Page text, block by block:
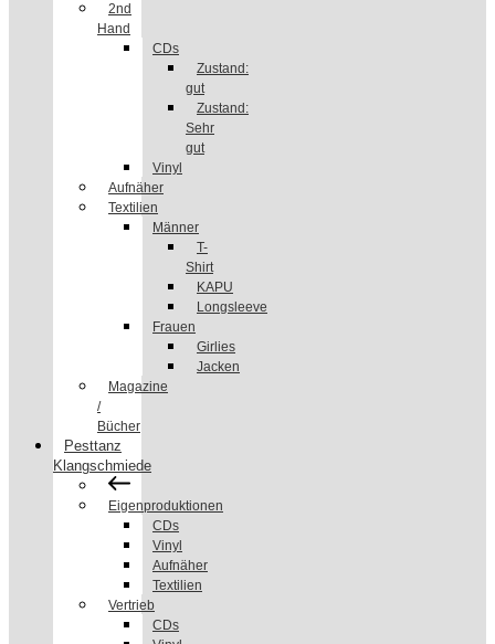
2nd
Hand
CDs
Zustand:
gut
Zustand:
Sehr
gut
Vinyl
Aufnäher
Textilien
Männer
T-
Shirt
KAPU
Longsleeve
Frauen
Girlies
Jacken
Magazine
/
Bücher
Pesttanz
Klangschmiede
Eigenproduktionen
CDs
Vinyl
Aufnäher
Textilien
Vertrieb
CDs